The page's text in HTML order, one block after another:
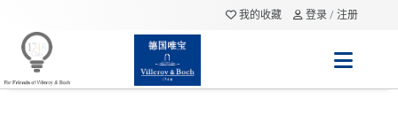
我的收藏 登录 / 注册